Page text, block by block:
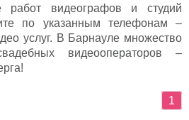
работ видеографов и студий
по указанным телефонам –
услуг. В Барнауле множество
видеооператоров –
1